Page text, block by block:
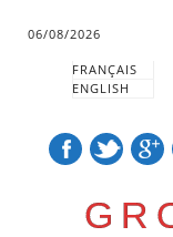
06/08/2026
FRANÇAIS
ENGLISH